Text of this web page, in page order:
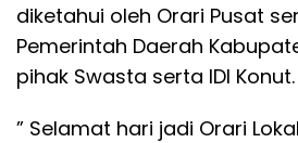
diketahui oleh Orari Pusat
Pemerintah Daerah
pihak Swasta serta IDI Konut.
” Selamat hari jadi Orari